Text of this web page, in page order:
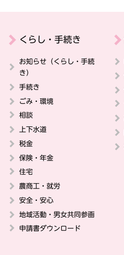
くらし・手続き
お知らせ（くらし・手続
き）
手続き
ごみ・環境
相談
上下水道
税金
保険・年金
住宅
農商工・就労
安全・安心
地域活動・男女共同参画
申請書ダウンロード